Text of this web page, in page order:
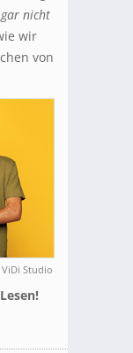
nicht
wir
von
Studio